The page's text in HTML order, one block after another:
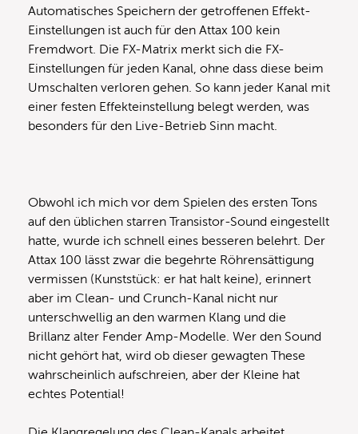
Automatisches Speichern der getroffenen Effekt-
Einstellungen ist auch für den Attax 100 kein
Fremdwort. Die FX-Matrix merkt sich die FX-
Einstellungen für jeden Kanal, ohne dass diese beim
Umschalten verloren gehen. So kann jeder Kanal mit
einer festen Effekteinstellung belegt werden, was
besonders für den Live-Betrieb Sinn macht.
Obwohl ich mich vor dem Spielen des ersten Tons
auf den üblichen starren Transistor-Sound eingestellt
hatte, wurde ich schnell eines besseren belehrt. Der
Attax 100 lässt zwar die begehrte Röhrensättigung
vermissen (Kunststück: er hat halt keine), erinnert
aber im Clean- und Crunch-Kanal nicht nur
unterschwellig an den warmen Klang und die
Brillanz alter Fender Amp-Modelle. Wer den Sound
nicht gehört hat, wird ob dieser gewagten These
wahrscheinlich aufschreien, aber der Kleine hat
echtes Potential!